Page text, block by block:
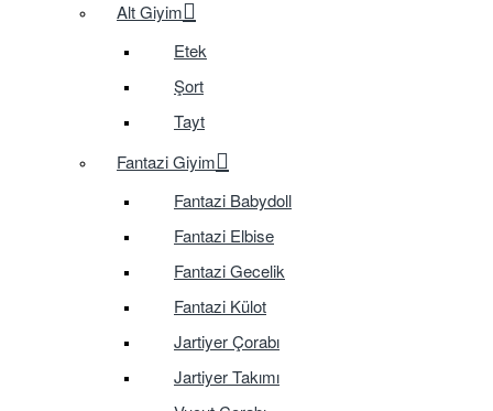
Alt Giyim
Etek
Şort
Tayt
Fantazi Giyim
Fantazi Babydoll
Fantazi Elbise
Fantazi Gecelik
Fantazi Külot
Jartiyer Çorabı
Jartiyer Takımı